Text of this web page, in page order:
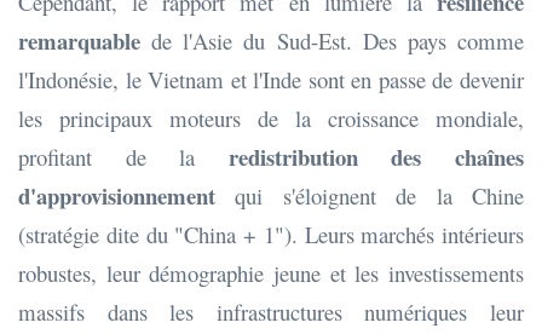
remarquable de l'Asie du Sud-Est. Des pays comme
l'Indonésie, le Vietnam et l'Inde sont en passe de devenir
les principaux moteurs de la croissance mondiale,
profitant de la redistribution des chaînes
d'approvisionnement qui s'éloignent de la Chine
(stratégie dite du "China + 1"). Leurs marchés intérieurs
robustes, leur démographie jeune et les investissements
massifs dans les infrastructures numériques leur